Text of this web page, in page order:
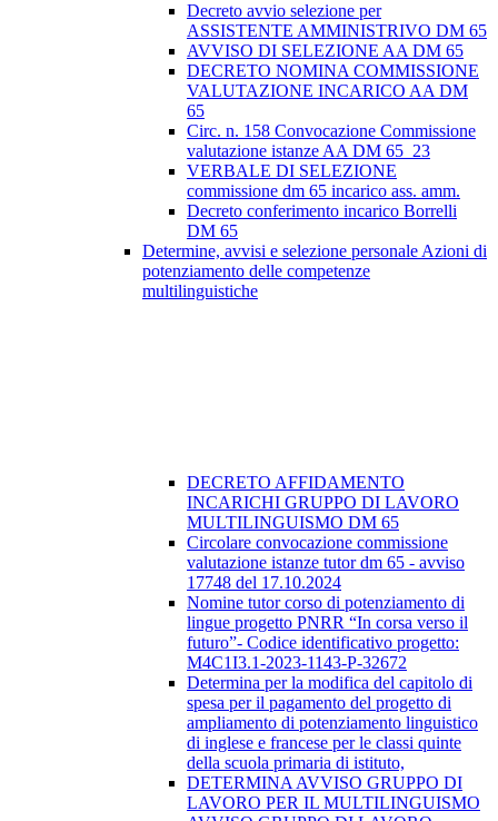
Decreto avvio selezione per
ASSISTENTE AMMINISTRIVO DM 65
AVVISO DI SELEZIONE AA DM 65
DECRETO NOMINA COMMISSIONE
VALUTAZIONE INCARICO AA DM
65
Circ. n. 158 Convocazione Commissione
valutazione istanze AA DM 65_23
VERBALE DI SELEZIONE
commissione dm 65 incarico ass. amm.
Decreto conferimento incarico Borrelli
DM 65
Determine, avvisi e selezione personale Azioni di
potenziamento delle competenze
multilinguistiche
DECRETO AFFIDAMENTO
INCARICHI GRUPPO DI LAVORO
MULTILINGUISMO DM 65
Circolare convocazione commissione
valutazione istanze tutor dm 65 - avviso
17748 del 17.10.2024
Nomine tutor corso di potenziamento di
lingue progetto PNRR “In corsa verso il
futuro”- Codice identificativo progetto:
M4C1I3.1-2023-1143-P-32672
Determina per la modifica del capitolo di
spesa per il pagamento del progetto di
ampliamento di potenziamento linguistico
di inglese e francese per le classi quinte
della scuola primaria di istituto,
DETERMINA AVVISO GRUPPO DI
LAVORO PER IL MULTILINGUISMO